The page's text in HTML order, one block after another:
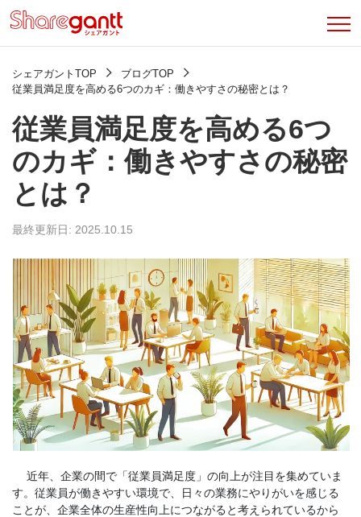
シェアガントTOP
ブログTOP
従業員満足度を高める6つのカギ：働きやすさの秘密とは？
従業員満足度を高める6つ
のカギ：働きやすさの秘密
とは？
最終更新日: 2025.10.15
近年、企業の間で「従業員満足度」の向上が注目を集めていま
す。従業員が働きやすい環境で、日々の業務にやりがいを感じる
ことが、企業全体の生産性向上につながると考えられているから